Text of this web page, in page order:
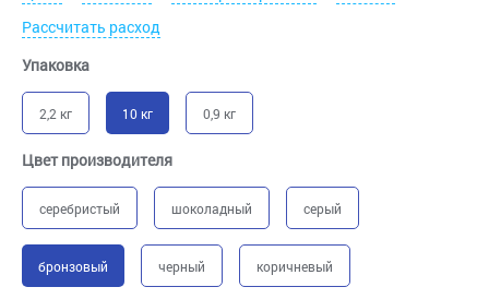
Рассчитать расход
Упаковка
2,2 кг 10 кг 0,9 кг
Цвет производителя
серебристый шоколадный серый
бронзовый черный коричневый